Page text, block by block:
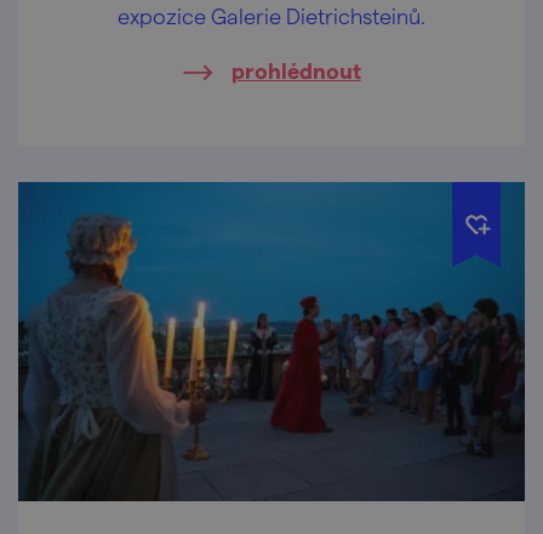
expozice Galerie Dietrichsteinů.
prohlédnout